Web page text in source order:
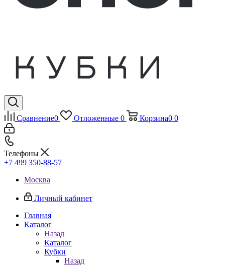
Сравнение0 Отложенные 0 Корзина0 0
Телефоны
+7 499 350-88-57
Москва
Личный кабинет
Главная
Каталог
Назад
Каталог
Кубки
Назад